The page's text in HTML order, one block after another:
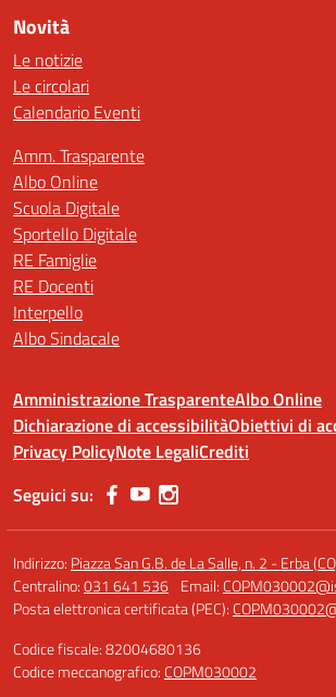
Novità
Le notizie
Le circolari
Calendario Eventi
Amm. Trasparente
Albo Online
Scuola Digitale
Sportello Digitale
RE Famiglie
RE Docenti
Interpello
Albo Sindacale
Amministrazione TrasparenteAlbo Online
Dichiarazione di accessibilitàObiettivi di
Privacy PolicyNote LegaliCrediti
Seguici su:
Indirizzo: Piazza San G.B. de La Salle, n. 2 - Erba
Centralino:031 641 536 Email:
Posta elettronica certificata (PEC):
Codice fiscale: 82004680136
Codice meccanografico: COPM030002